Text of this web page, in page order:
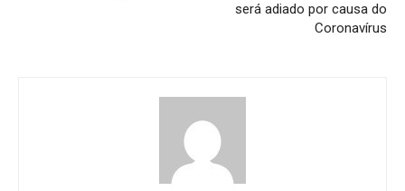
será adiado por causa do
Coronavírus